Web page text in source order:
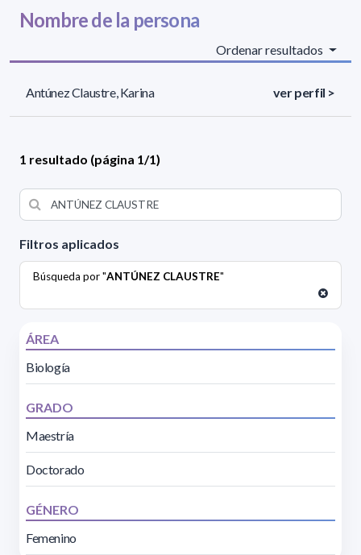
Filtros aplicados
Búsqueda por "ANTÚNEZ CLAUSTRE"
ÁREA
Biología
GRADO
Maestría
Doctorado
GÉNERO
Femenino
Nombre de la persona
Ordenar resultados
Antúnez Claustre, Karina ver perfil >
1 resultado (página 1/1)